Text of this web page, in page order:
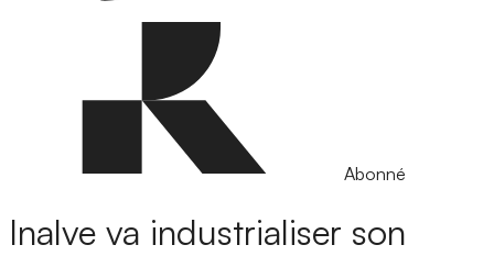
Abonné
Inalve va industrialiser son